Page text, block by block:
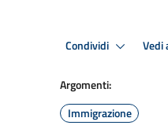
Condividi Vedi
Argomenti:
Immigrazione